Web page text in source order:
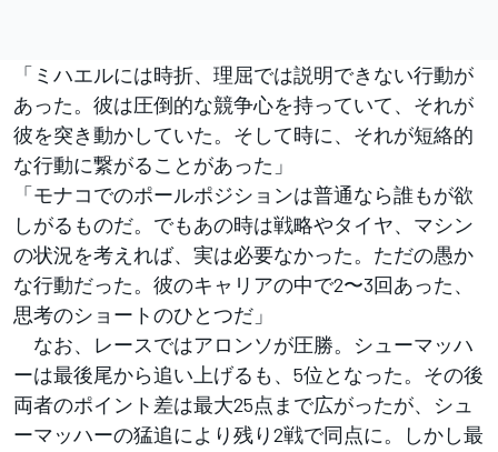
「ミハエルには時折、理屈では説明できない行動が
あった。彼は圧倒的な競争心を持っていて、それが
彼を突き動かしていた。そして時に、それが短絡的
な行動に繋がることがあった」
「モナコでのポールポジションは普通なら誰もが欲
しがるものだ。でもあの時は戦略やタイヤ、マシン
の状況を考えれば、実は必要なかった。ただの愚か
な行動だった。彼のキャリアの中で2〜3回あった、
思考のショートのひとつだ」
なお、レースではアロンソが圧勝。シューマッハ
ーは最後尾から追い上げるも、5位となった。その後
両者のポイント差は最大25点まで広がったが、シュ
ーマッハーの猛追により残り2戦で同点に。しかし最